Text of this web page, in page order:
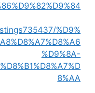
%D9%
%D9%8A-
8%AA